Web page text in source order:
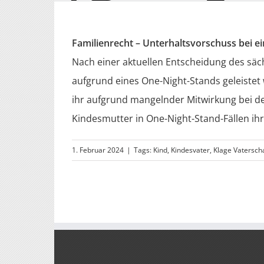
Familienrecht – Unterhaltsvorschuss bei
Nach einer aktuellen Entscheidung des
aufgrund eines One-Night-Stands
ihr aufgrund mangelnder Mitwirkung bei
Kindesmutter in One-Night-Stand-Fällen
1. Februar 2024 | Tags: Kind, Kindesvater, Klage